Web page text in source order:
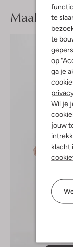
te
te
op
ga je
Wil je
jouw
klacht
Maak je